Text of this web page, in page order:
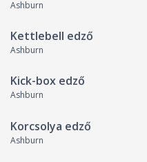
Ashburn
Kettlebell edző
Ashburn
Kick-box edző
Ashburn
Korcsolya edző
Ashburn